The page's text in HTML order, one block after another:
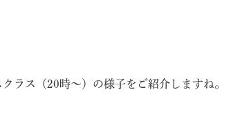
ラス（20時～）の様子をご紹介しますね。